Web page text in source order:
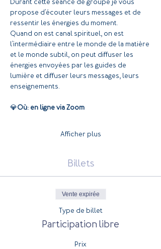
propose d'écouter leurs messages et de
ressentir les énergies du moment.
Quand on est canal spirituel, on est
l'intermédiaire entre le monde de la matière
et le monde subtil, on peut diffuser les
énergies envoyées par les guides de
lumière et diffuser leurs messages, leurs
enseignements.
💎Où: en ligne via Zoom
Afficher plus
Billets
Vente expirée
Type de billet
Participation libre
Prix